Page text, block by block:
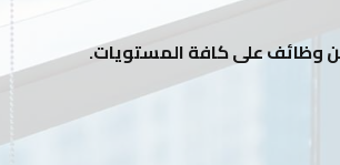
وظائف على كافة المستويات.